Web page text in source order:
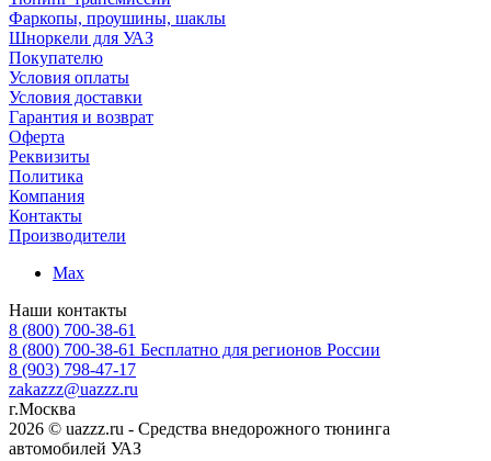
Фаркопы, проушины, шаклы
Шноркели для УАЗ
Покупателю
Условия оплаты
Условия доставки
Гарантия и возврат
Оферта
Реквизиты
Политика
Компания
Контакты
Производители
Max
Наши контакты
8 (800) 700-38-61
8 (800) 700-38-61 Бесплатно для регионов России
8 (903) 798-47-17
zakazzz@uazzz.ru
г.Москва
2026 © uazzz.ru - Средства внедорожного тюнинга
автомобилей УАЗ